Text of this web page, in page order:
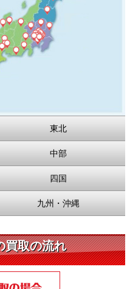
東北
中部
四国
九州・沖縄